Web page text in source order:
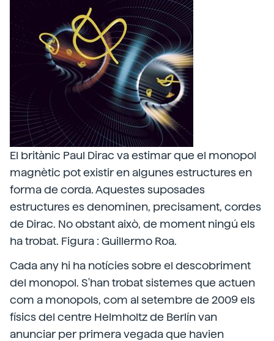
El britànic Paul Dirac va estimar que el monopol
magnètic pot existir en algunes estructures en
forma de corda. Aquestes suposades
estructures es denominen, precisament, cordes
de Dirac. No obstant això, de moment ningú els
ha trobat. Figura : Guillermo Roa.
Cada any hi ha notícies sobre el descobriment
del monopol. S'han trobat sistemes que actuen
com a monopols, com al setembre de 2009 els
físics del centre Helmholtz de Berlín van
anunciar per primera vegada que havien